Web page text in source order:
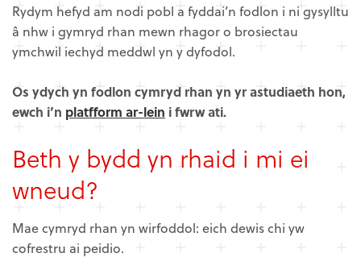
Rydym hefyd am nodi pobl a fyddai’n fodlon i ni gysylltu
â nhw i gymryd rhan mewn rhagor o brosiectau
ymchwil iechyd meddwl yn y dyfodol.
Os ydych yn fodlon cymryd rhan yn yr astudiaeth hon,
ewch i’n platfform ar-lein i fwrw ati.
Beth y bydd yn rhaid i mi ei
wneud?
Mae cymryd rhan yn wirfoddol: eich dewis chi yw
cofrestru ai peidio.